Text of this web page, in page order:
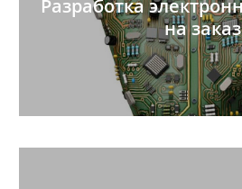
Разработка
на заказ